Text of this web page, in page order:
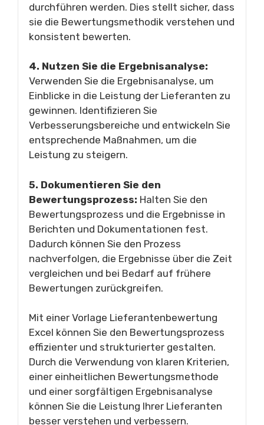
durchführen werden. Dies stellt sicher, dass
sie die Bewertungsmethodik verstehen und
konsistent bewerten.
4. Nutzen Sie die Ergebnisanalyse:
Verwenden Sie die Ergebnisanalyse, um
Einblicke in die Leistung der Lieferanten zu
gewinnen. Identifizieren Sie
Verbesserungsbereiche und entwickeln Sie
entsprechende Maßnahmen, um die
Leistung zu steigern.
5. Dokumentieren Sie den
Bewertungsprozess: Halten Sie den
Bewertungsprozess und die Ergebnisse in
Berichten und Dokumentationen fest.
Dadurch können Sie den Prozess
nachverfolgen, die Ergebnisse über die Zeit
vergleichen und bei Bedarf auf frühere
Bewertungen zurückgreifen.
Mit einer Vorlage Lieferantenbewertung
Excel können Sie den Bewertungsprozess
effizienter und strukturierter gestalten.
Durch die Verwendung von klaren Kriterien,
einer einheitlichen Bewertungsmethode
und einer sorgfältigen Ergebnisanalyse
können Sie die Leistung Ihrer Lieferanten
besser verstehen und verbessern.